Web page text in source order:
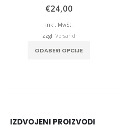
0von 5
€24,00
Inkl. MwSt.
zzgl. Versand
ODABERI OPCIJE
IZDVOJENI PROIZVODI